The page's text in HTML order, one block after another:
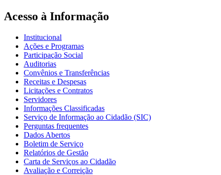
Acesso à Informação
Institucional
Ações e Programas
Participação Social
Auditorias
Convênios e Transferências
Receitas e Despesas
Licitações e Contratos
Servidores
Informações Classificadas
Serviço de Informação ao Cidadão (SIC)
Perguntas frequentes
Dados Abertos
Boletim de Serviço
Relatórios de Gestão
Carta de Serviços ao Cidadão
Avaliação e Correição